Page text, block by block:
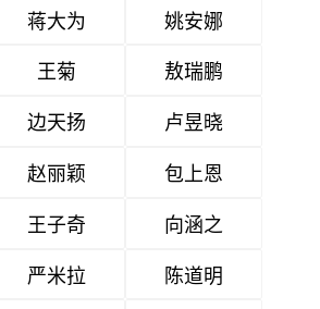
蒋大为
姚安娜
王菊
敖瑞鹏
边天扬
卢昱晓
赵丽颖
包上恩
王子奇
向涵之
严米拉
陈道明